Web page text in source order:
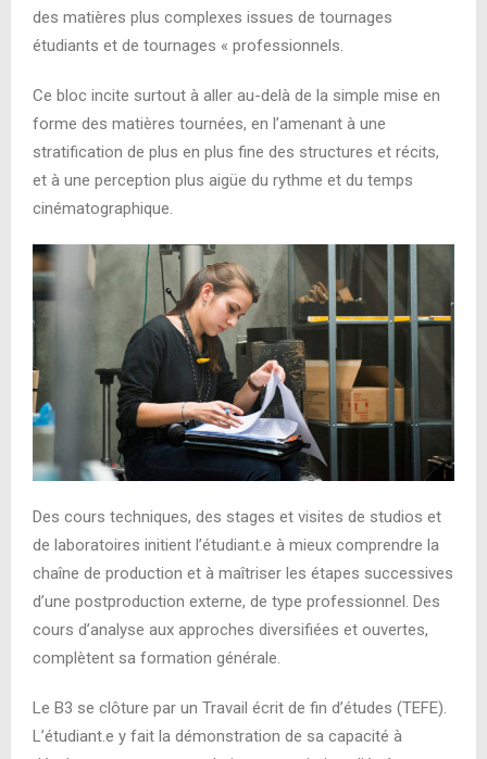
des matières plus complexes issues de tournages
étudiants et de tournages « professionnels.
Ce bloc incite surtout à aller au-delà de la simple mise en
forme des matières tournées, en l’amenant à une
stratification de plus en plus fine des structures et récits,
et à une perception plus aigüe du rythme et du temps
cinématographique.
Des cours techniques, des stages et visites de studios et
de laboratoires initient l’étudiant.e à mieux comprendre la
chaîne de production et à maîtriser les étapes successives
d’une postproduction externe, de type professionnel. Des
cours d’analyse aux approches diversifiées et ouvertes,
complètent sa formation générale.
Le B3 se clôture par un Travail écrit de fin d’études (TEFE).
L’étudiant.e y fait la démonstration de sa capacité à